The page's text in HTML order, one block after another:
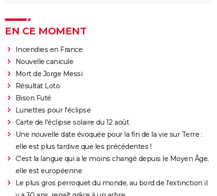
EN CE MOMENT
Incendies en France
Nouvelle canicule
Mort de Jorge Messi
Résultat Loto
Bison Futé
Lunettes pour l'éclipse
Carte de l'éclipse solaire du 12 août
Une nouvelle date évoquée pour la fin de la vie sur Terre :
elle est plus tardive que les précédentes !
C'est la langue qui a le moins changé depuis le Moyen Âge,
elle est européenne
Le plus gros perroquet du monde, au bord de l'extinction il